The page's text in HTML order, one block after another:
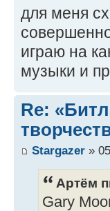
для меня
играю на
музыки и
Re:
Stargazer »
Артём
Gary